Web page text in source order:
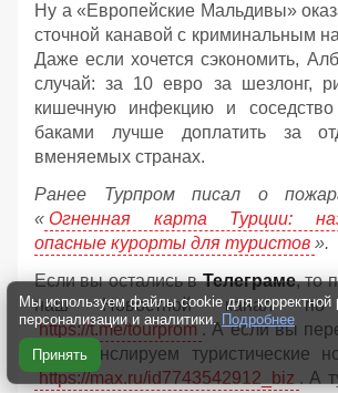
Ну а «Европейские Мальдивы»
сточной канавой с криминальным
Даже если хочется сэкономить,
случай: за 10 евро за шезлонг,
кишечную инфекцию и
баками лучше доплатить за
вменяемых странах.
Ранее Турпром писал о
« Огненная карта Турции:
опасные курорты для туристов ».
Если вы остались вТелеграме, то
наш Новостной канал
https://t.me/tourprom . А если вы
мы транслируем туристические
https://max.ru/id7743542912_biz . А
Мы используем файлы cookie для корректной
персонализации и аналитики. Подробнее
Принять